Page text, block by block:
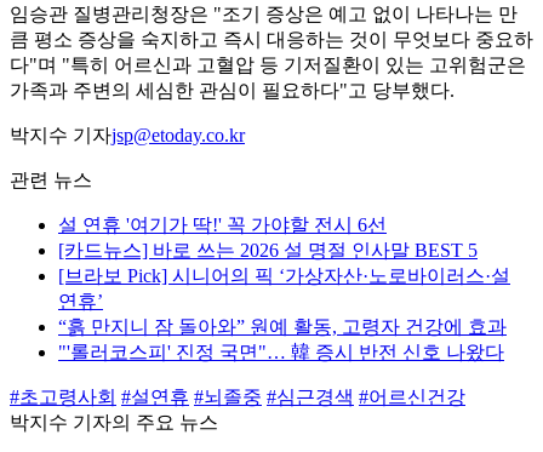
임승관 질병관리청장은 "조기 증상은 예고 없이 나타나는 만
큼 평소 증상을 숙지하고 즉시 대응하는 것이 무엇보다 중요하
다"며 "특히 어르신과 고혈압 등 기저질환이 있는 고위험군은
가족과 주변의 세심한 관심이 필요하다"고 당부했다.
박지수 기자jsp@etoday.co.kr
관련 뉴스
설 연휴 '여기가 딱!' 꼭 가야할 전시 6선
[카드뉴스] 바로 쓰는 2026 설 명절 인사말 BEST 5
[브라보 Pick] 시니어의 픽 ‘가상자산·노로바이러스·설
연휴’
“흙 만지니 잠 돌아와” 원예 활동, 고령자 건강에 효과
"'롤러코스피' 진정 국면"… 韓 증시 반전 신호 나왔다
#초고령사회 #설연휴 #뇌졸중 #심근경색 #어르신건강
박지수 기자의 주요 뉴스